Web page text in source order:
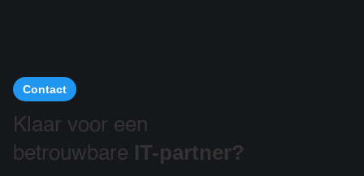
Contact
Klaar voor een
betrouwbare IT-partner?